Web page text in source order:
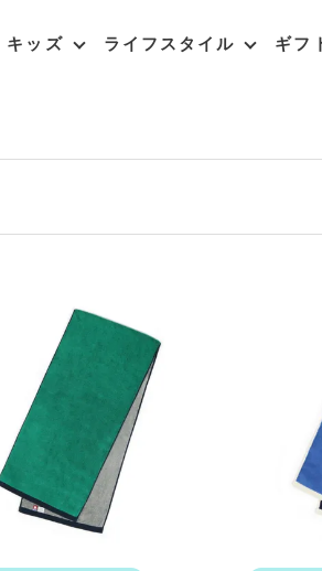
キッズ ライフスタイル ギフ